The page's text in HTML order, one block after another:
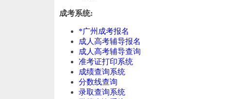
成考系统:
*广州成考报名
成人高考辅导报名
成人高考辅导查询
准考证打印系统
成绩查询系统
分数线查询
录取查询系统